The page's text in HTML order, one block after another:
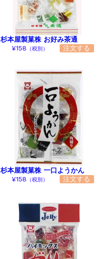
杉本屋製菓株 お好み茶通
¥158
（税別）
杉本屋製菓株 一口ようかん
¥158
（税別）